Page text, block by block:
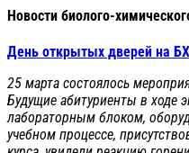
Новости биолого-
День открытых дверей на
25 марта состоялось
Будущие абитуриенты в ходе
лабораторным блоком,
учебном процессе,